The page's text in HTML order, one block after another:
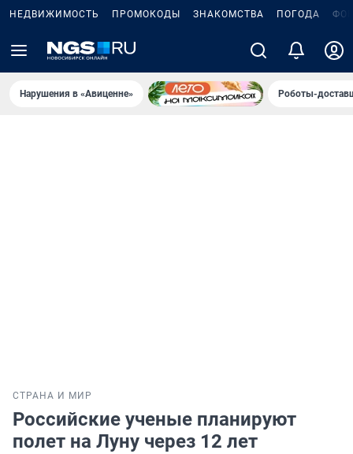
НЕДВИЖИМОСТЬ ПРОМОКОДЫ ЗНАКОМСТВА ПОГОДА
Нарушения в «Авиценне» Роботы-
СТРАНА И МИР
Российские ученые планируют
полет на Луну через 12 лет